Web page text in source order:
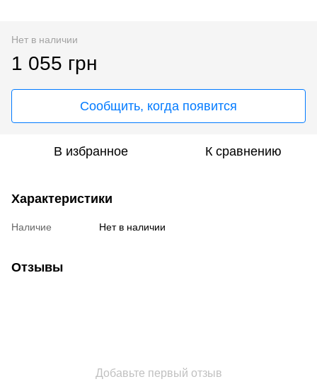
Нет в наличии
1 055 грн
Сообщить, когда появится
В избранное К сравнению
Характеристики
Наличие Нет в наличии
Отзывы
Добавьте первый отзыв